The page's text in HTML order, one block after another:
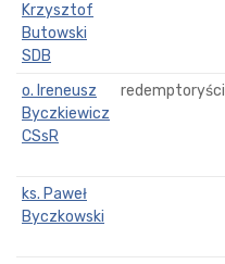
Krzysztof
Butowski
SDB
o. Ireneusz
Byczkiewicz
CSsR
redemptoryści
ks. Paweł
Byczkowski